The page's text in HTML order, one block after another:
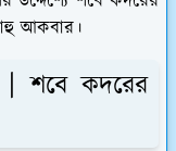
আকবার।
| শবে কদরের